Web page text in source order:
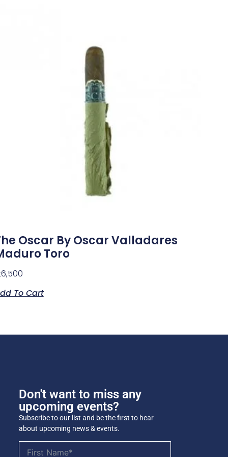
Oscar By Oscar Valladares
Toro
6,500
To Cart
Don't want to miss any
upcoming events?
Subscribe to our list and be the first to hear
about upcoming news & events.